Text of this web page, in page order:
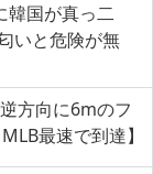
韓国が真っ二
いと危険が無
方向に6mのフ
最速で到達】